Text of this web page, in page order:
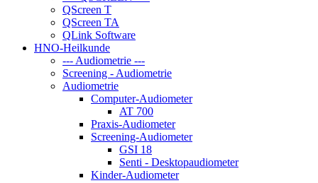
QScreen T
QScreen TA
QLink Software
HNO-Heilkunde
--- Audiometrie ---
Screening - Audiometrie
Audiometrie
Computer-Audiometer
AT 700
Praxis-Audiometer
Screening-Audiometer
GSI 18
Senti - Desktopaudiometer
Kinder-Audiometer